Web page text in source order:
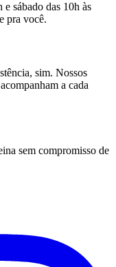
sábado das 10h às
pra você.
sim. Nossos
a cada
sem compromisso de